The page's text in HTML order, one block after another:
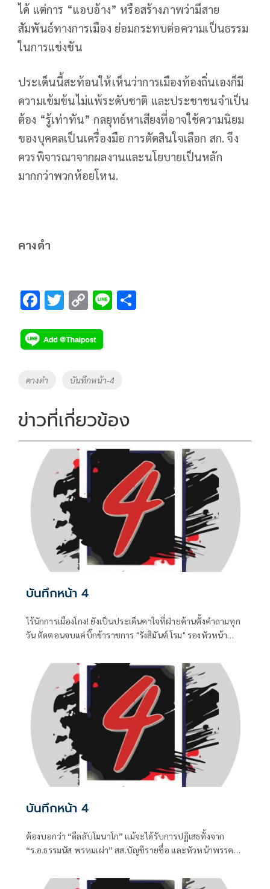
ได้ แต่การ “แอบอ้าง” หรือสร้างภาพว่ามีสาย
สัมพันธ์ทางการเมือง ย่อมกระทบต่อความเป็นธรรม
ในการแข่งขัน
ประเด็นนี้สะท้อนให้เห็นว่าการเมืองท้องถิ่นเองก็มี
ความเข้มข้นไม่แพ้ระดับชาติ และประชาชนจำเป็น
ต้อง “รู้เท่าทัน” กลยุทธ์หาเสียงที่อาจใช้ความนิยม
ของบุคคลเป็นเครื่องมือ การตัดสินใจเลือก สก. จึง
ควรพิจารณาจากผลงานและนโยบายเป็นหลัก
มากกว่าพวกห้อยโหน.
คางดำ
F
e
b
o
k
T
tt
er
C
p
y
Li
k
Li
Tags
คางดำ บันทึกหน้า-4
ข่าวที่เกี่ยวข้อง
บันทึกหน้า 4
ไร้นักการเมืองโกง! ยังเป็นประเด็นคาใจที่ฝ่ายค้านตั้งคำถามทุก
วัน ตัดตอนจบแค่บิ๊กข้าราชการ "รังสิมันต์ โรม" รองหัวหน้า
กฎหมาย การยุติธรรรมและสิทธิมนุษยชน
บันทึกหน้า 4
ต้องบอกว่า “ดีลลับโมนาโก” แม้จะได้รับการปฏิเสธทั้งจาก
“ร.อ.ธรรมนัส พรหมเผ่า” สส.บัญชีรายชื่อ และหัวหน้าพรรค
รัฐมนตรี ที่ปัจจุบันรั้งเก้าอี้ที่ปรึกษาพรรคเพื่อไทยไปแล้ว แต่